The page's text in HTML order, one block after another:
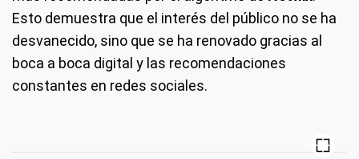
Esto demuestra que el interés del público no se ha
desvanecido, sino que se ha renovado gracias al
boca a boca digital y las recomendaciones
constantes en redes sociales.